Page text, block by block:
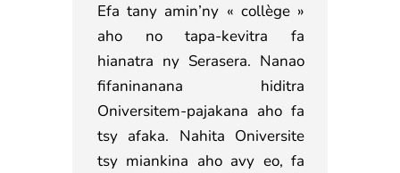
Efa tany amin’ny « collège »
aho no tapa-kevitra fa
hianatra ny Serasera. Nanao
fifaninanana hiditra
Oniversitem-pajakana aho fa
tsy afaka. Nahita Oniversite
tsy miankina aho avy eo, fa